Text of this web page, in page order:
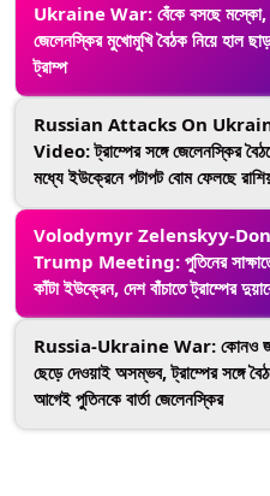
Ukraine War: বেঁকে বসছে মস্কো,
জেলেনস্কির মুখোমুখি বৈঠক নিয়ে হাল
ট্রাম্প
Russian Attacks On
Video: ট্রাম্পের সঙ্গে জেলেনস্কির
মধ্যে ইউক্রেনে পটাপট বোম ফেলছে
জনের ঝলসে মৃত্যু, দেখুন ভিডিয়ো
Volodymyr Zelenskyy-
Trump Meeting: পুতিনের
কাঁটা ইউক্রেন, দেশ বাঁচাতে ট্রাম্পের
জেলেনস্কি
Russia-Ukraine War: কোনও
ছেড়ে দেওয়াই অসম্ভব, ট্রাম্পের সঙ্গে
আগেই পুতিনকে বার্তা জেলেনস্কির